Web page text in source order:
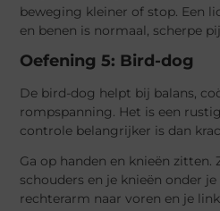
beweging kleiner of stop. Een
en benen is normaal, scherpe
Oefening 5: Bird-dog
De bird-dog helpt bij balans,
rompspanning. Het is een
controle belangrijker is dan
Ga op handen en knieën zitten.
schouders en je knieën onder
rechterarm naar voren en je